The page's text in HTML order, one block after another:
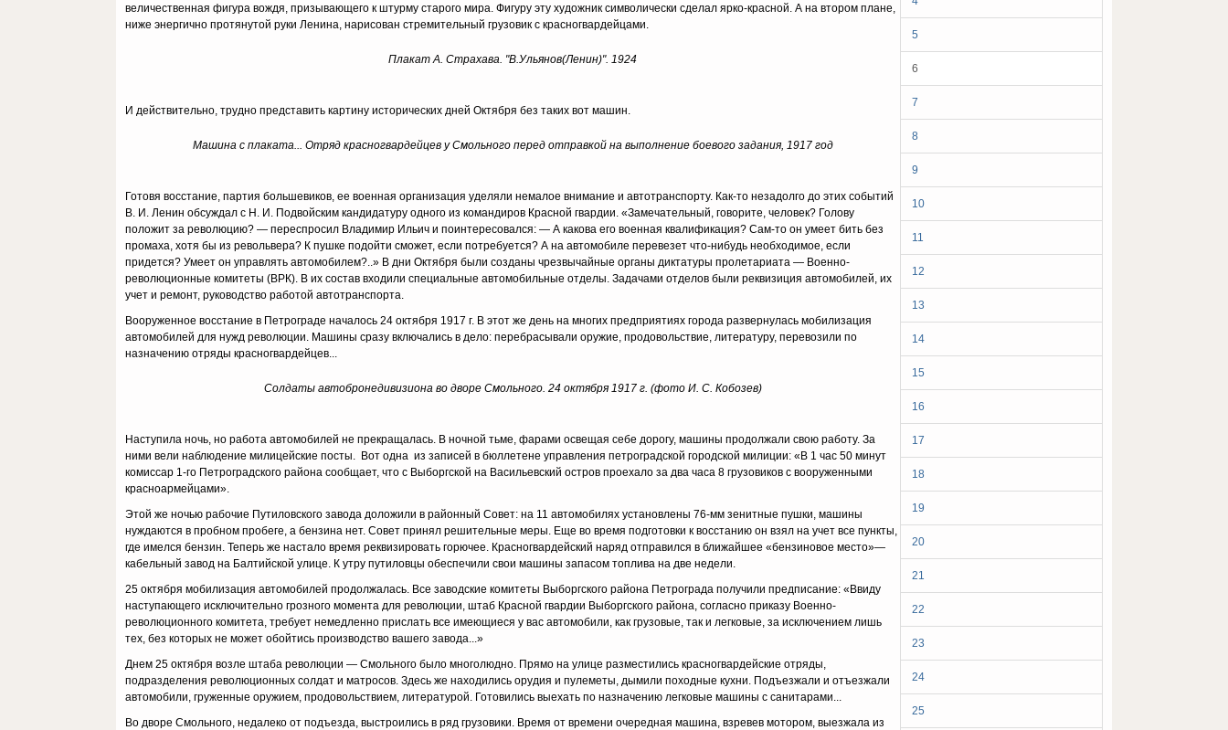
5
6
7
8
9
10
11
12
13
14
15
16
17
18
19
20
21
22
23
24
25
величественная фигура вождя, призывающего к штурму старого мира. Фигуру эту художник символически сделал ярко-красной. А на втором плане,
ниже энергично протянутой руки Ленина, нарисован стремительный грузовик с красногвардейцами.
Плакат А. Страхава. "В.Ульянов(Ленин)". 1924
И действительно, трудно представить картину исторических дней Октября без таких вот машин.
Машина с плаката... Отряд красногвардейцев у Смольного перед отправкой на выполнение боевого задания, 1917 год
Готовя восстание, партия большевиков, ее военная организация уделяли немалое внимание и автотранспорту. Как-то незадолго до этих событий
В. И. Ленин обсуждал с Н. И. Подвойским кандидатуру одного из командиров Красной гвардии. «Замечательный, говорите, человек? Голову
положит за революцию? — переспросил Владимир Ильич и поинтересовался: — А какова его военная квалификация? Сам-то он умеет бить без
промаха, хотя бы из револьвера? К пушке подойти сможет, если потребуется? А на автомобиле перевезет что-нибудь необходимое, если
придется? Умеет он управлять автомобилем?..» В дни Октября были созданы чрезвычайные органы диктатуры пролетариата — Военно-
революционные комитеты (ВРК). В их состав входили специальные автомобильные отделы. Задачами отделов были реквизиция автомобилей, их
учет и ремонт, руководство работой автотранспорта.
Вооруженное восстание в Петрограде началось 24 октября 1917 г. В этот же день на многих предприятиях города развернулась мобилизация
автомобилей для нужд революции. Машины сразу включались в дело: перебрасывали оружие, продовольствие, литературу, перевозили по
назначению отряды красногвардейцев...
Солдаты автобронедивизиона во дворе Смольного. 24 октября 1917 г. (фото И. С. Кобозев)
Наступила ночь, но работа автомобилей не прекращалась. В ночной тьме, фарами освещая себе дорогу, машины продолжали свою работу. За
ними вели наблюдение милицейские посты. Вот одна из записей в бюллетене управления петроградской городской милиции: «В 1 час 50 минут
комиссар 1-го Петроградского района сообщает, что с Выборгской на Васильевский остров проехало за два часа 8 грузовиков с вооруженными
красноармейцами».
Этой же ночью рабочие Путиловского завода доложили в районный Совет: на 11 автомобилях установлены 76-мм зенитные пушки, машины
нуждаются в пробном пробеге, а бензина нет. Совет принял решительные меры. Еще во время подготовки к восстанию он взял на учет все пункты,
где имелся бензин. Теперь же настало время реквизировать горючее. Красногвардейский наряд отправился в ближайшее «бензиновое место»—
кабельный завод на Балтийской улице. К утру путиловцы обеспечили свои машины запасом топлива на две недели.
25 октября мобилизация автомобилей продолжалась. Все заводские комитеты Выборгского района Петрограда получили предписание: «Ввиду
наступающего исключительно грозного момента для революции, штаб Красной гвардии Выборгского района, согласно приказу Военно-
революционного комитета, требует немедленно прислать все имеющиеся у вас автомобили, как грузовые, так и легковые, за исключением лишь
тех, без которых не может обойтись производство вашего завода...»
Днем 25 октября возле штаба революции — Смольного было многолюдно. Прямо на улице разместились красногвардейские отряды,
подразделения революционных солдат и матросов. Здесь же находились орудия и пулеметы, дымили походные кухни. Подъезжали и отъезжали
автомобили, груженные оружием, продовольствием, литературой. Готовились выехать по назначению легковые машины с санитарами...
Во дворе Смольного, недалеко от подъезда, выстроились в ряд грузовики. Время от времени очередная машина, взревев мотором, выезжала из